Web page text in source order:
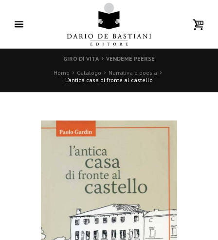
GIRO DI VITA
VENDÉME PÈERSE
Home
Catalogo
Narrativa e poesia
L’antica casa di fronte al castello